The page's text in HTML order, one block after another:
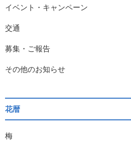
イベント・キャンペーン
交通
募集・ご報告
その他のお知らせ
花暦
梅